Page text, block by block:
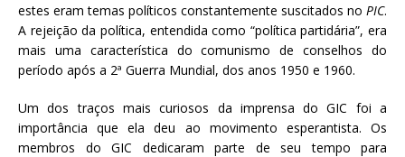
estes eram temas políticos constantemente suscitados no PIC.
A rejeição da política, entendida como “política partidária”, era
mais uma característica do comunismo de conselhos do
período após a 2ª Guerra Mundial, dos anos 1950 e 1960.
Um dos traços mais curiosos da imprensa do GIC foi a
importância que ela deu ao movimento esperantista. Os
membros do GIC dedicaram parte de seu tempo para